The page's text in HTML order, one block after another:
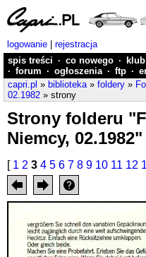
logowanie
rejestracja
spis treści · co nowego · klub
· forum · ogłoszenia · ftp ·
capri.pl » biblioteka» foldery »
02.1982 » strony
Strony folderu
Niemcy, 02.1982"
[ 1 2 3 4 5 6 7 8 9 10 11 12